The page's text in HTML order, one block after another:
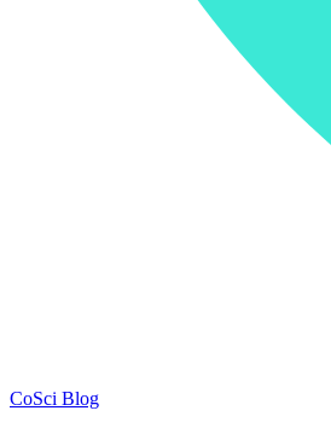
CoSci Blog